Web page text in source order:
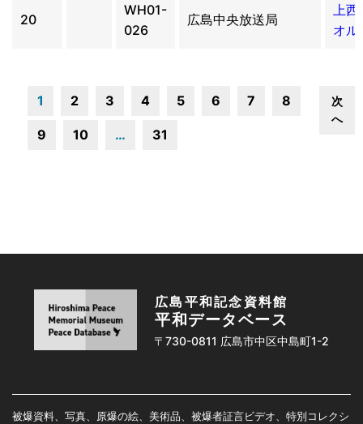
20
WH01-
026
広島中央放送局
上
オル
1 2 3 4 5 6 7 8
9 10 … 31
次
へ
広島平和記念資料館
平和データベース
〒730-0811 広島市中区中島町1-2
被爆資料、写真、原爆の絵、美術品、被爆者証言ビデオ、特別コレクシ